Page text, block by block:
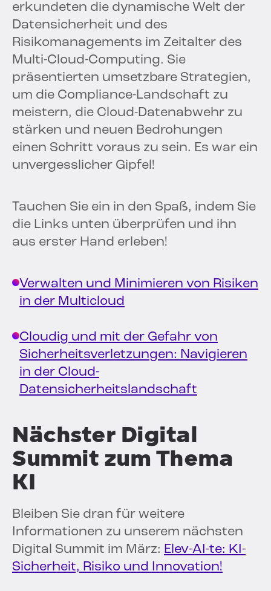
erkundeten die dynamische Welt der
Datensicherheit und des
Risikomanagements im Zeitalter des
Multi-Cloud-Computing. Sie
präsentierten umsetzbare Strategien,
um die Compliance-Landschaft zu
meistern, die Cloud-Datenabwehr zu
stärken und neuen Bedrohungen
einen Schritt voraus zu sein. Es war ein
unvergesslicher Gipfel!
Tauchen Sie ein in den Spaß, indem Sie
die Links unten überprüfen und ihn
aus erster Hand erleben!
Verwalten und Minimieren von Risiken
in der Multicloud
Cloudig und mit der Gefahr von
Sicherheitsverletzungen: Navigieren
in der Cloud-
Datensicherheitslandschaft
Nächster Digital
Summit zum Thema
KI
Bleiben Sie dran für weitere
Informationen zu unserem nächsten
Digital Summit im März: Elev-AI-te: KI-
Sicherheit, Risiko und Innovation!